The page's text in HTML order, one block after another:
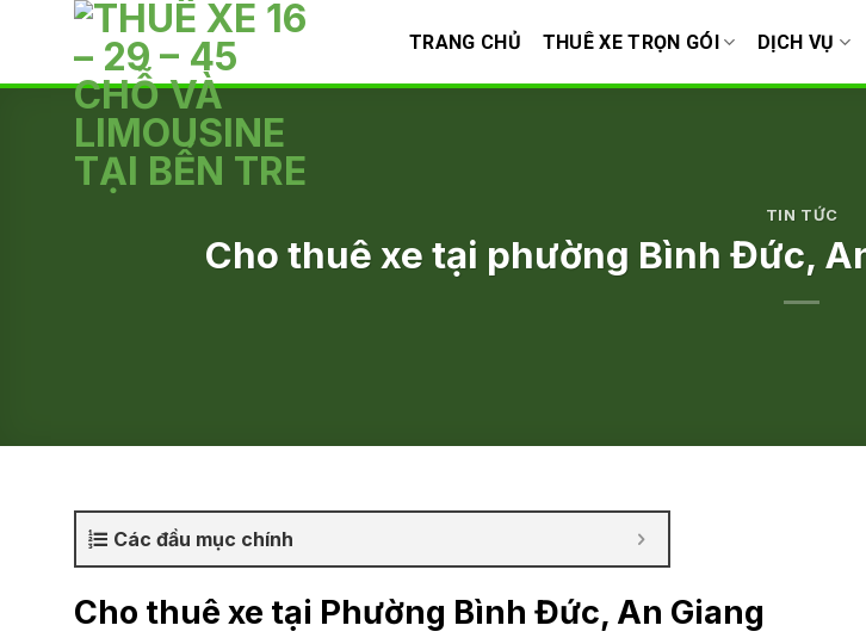
TRANG CHỦ THUÊ XE TRỌN GÓI DỊCH VỤ
TIN TỨC
Cho thuê xe tại phường Bình Đức,
Các đầu mục chính
Cho thuê xe tại Phường Bình Đức, An Giang